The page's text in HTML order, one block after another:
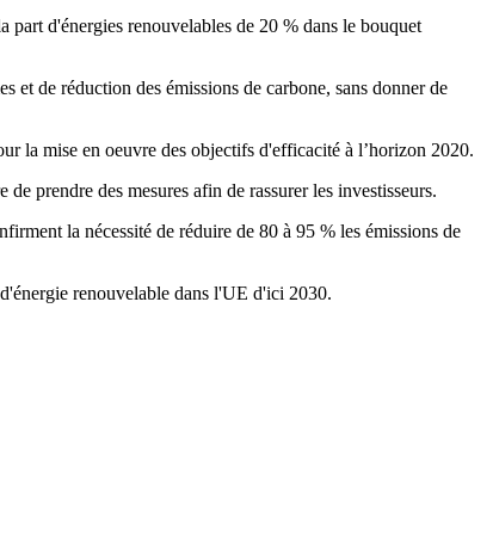
d'énergies renouvelables de 20 % dans le bouquet
et de réduction des émissions de carbone, sans donner de
la mise en oeuvre des objectifs d'efficacité à l’horizon 2020.
prendre des mesures afin de rassurer les investisseurs.
la nécessité de réduire de 80 à 95 % les émissions de
renouvelable dans l'UE d'ici 2030.